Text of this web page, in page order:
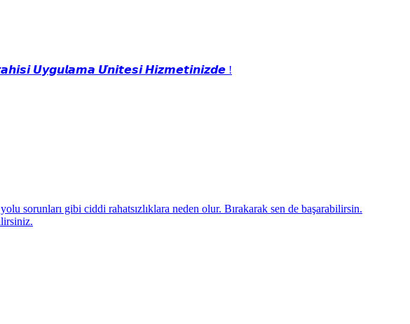
𝙐𝙮𝙜𝙪𝙡𝙖𝙢𝙖 𝙐̈𝙣𝙞𝙩𝙚𝙨𝙞 𝙃𝙞𝙯𝙢𝙚𝙩𝙞𝙣𝙞𝙯𝙙𝙚 !
sorunları gibi ciddi rahatsızlıklara neden olur. Bırakarak sen de başarabilirsin.